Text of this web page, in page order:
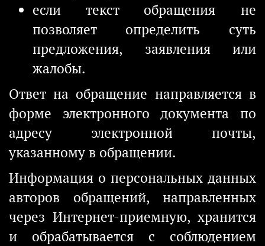
если текст обращения не
позволяет определить суть
предложения, заявления или
жалобы.
Ответ на обращение направляется в
форме электронного документа по
адресу электронной почты,
указанному в обращении.
Информация о персональных данных
авторов обращений, направленных
через Интернет-приемную, хранится
и обрабатывается с соблюдением